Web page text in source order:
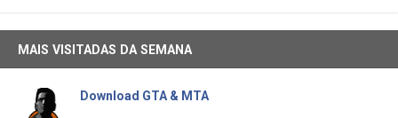
MAIS VISITADAS DA SEMANA
Download GTA & MTA